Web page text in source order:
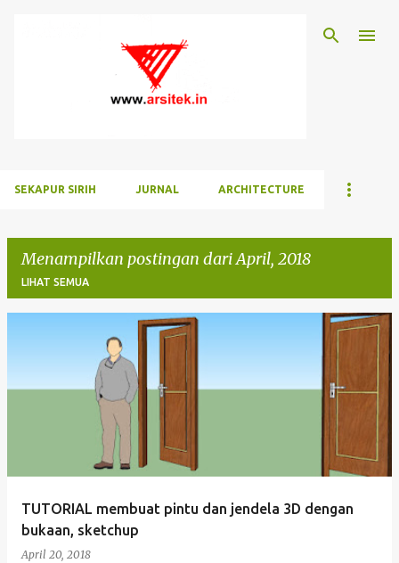
SEKAPUR SIRIH JURNAL ARCHITECTURE
Menampilkan postingan dari April, 2018
LIHAT SEMUA
s
TUTORIAL membuat pintu dan jendela 3D dengan
bukaan, sketchup
April 20, 2018